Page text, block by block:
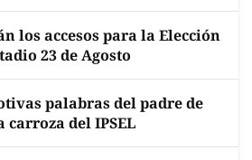
los accesos para la Elección
23 de Agosto
palabras del padre de
carroza del IPSEL